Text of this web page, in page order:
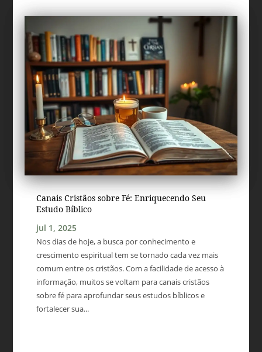
Canais Cristãos sobre Fé: Enriquecendo Seu
Estudo Bíblico
jul 1, 2025
Nos dias de hoje, a busca por conhecimento e
crescimento espiritual tem se tornado cada vez mais
comum entre os cristãos. Com a facilidade de acesso à
informação, muitos se voltam para canais cristãos
sobre fé para aprofundar seus estudos bíblicos e
fortalecer sua...